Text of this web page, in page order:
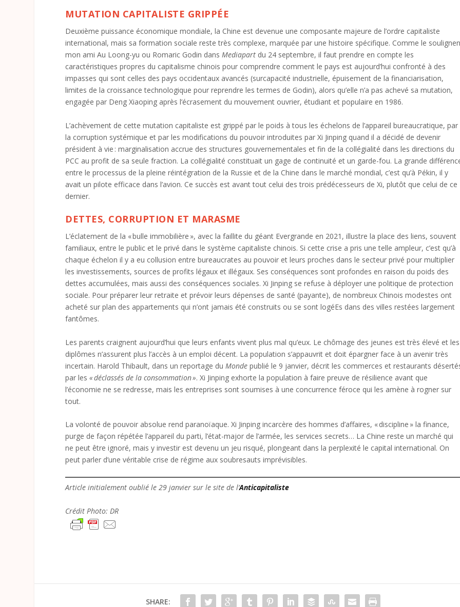
MUTATION CAPITALISTE GRIPPÉE
Deuxième puissance économique mondiale, la Chine est devenue une composante majeure de l’ordre capitaliste
international, mais sa formation sociale reste très complexe, marquée par une histoire spécifique. Comme le
mon ami Au Loong-yu ou Romaric Godin dansMediapart du 24 septembre, il faut prendre en compte les
caractéristiques propres du capitalisme chinois pour comprendre comment le pays est aujourd’hui confronté à des
impasses qui sont celles des pays occidentaux avancés (surcapacité industrielle, épuisement de la financiarisation,
limites de la croissance technologique pour reprendre les termes de Godin), alors qu’elle n’a pas achevé sa mutation,
engagée par Deng Xiaoping après l’écrasement du mouvement ouvrier, étudiant et populaire en 1986.
L’achèvement de cette mutation capitaliste est grippé par le poids à tous les échelons de l’appareil bureaucratique, par
la corruption systémique et par les modifications du pouvoir introduites par Xi Jinping quand il a décidé de devenir
président à vie : marginalisation accrue des structures gouvernementales et fin de la collégialité dans les directions du
PCC au profit de sa seule fraction. La collégialité constituait un gage de continuité et un garde-fou. La grande
entre le processus de la pleine réintégration de la Russie et de la Chine dans le marché mondial, c’est qu’à Pékin, il y
avait un pilote efficace dans l’avion. Ce succès est avant tout celui des trois prédécesseurs de Xi, plutôt que celui de ce
dernier.
DETTES, CORRUPTION ET MARASME
L’éclatement de la « bulle immobilière », avec la faillite du géant Evergrande en 2021, illustre la place des liens, souvent
familiaux, entre le public et le privé dans le système capitaliste chinois. Si cette crise a pris une telle ampleur, c’est qu’à
chaque échelon il y a eu collusion entre bureaucrates au pouvoir et leurs proches dans le secteur privé pour multiplier
les investissements, sources de profits légaux et illégaux. Ses conséquences sont profondes en raison du poids des
dettes accumulées, mais aussi des conséquences sociales. Xi Jinping se refuse à déployer une politique de protection
sociale. Pour préparer leur retraite et prévoir leurs dépenses de santé (payante), de nombreux Chinois modestes ont
acheté sur plan des appartements qui n’ont jamais été construits ou se sont logéEs dans des villes restées largement
fantômes.
Les parents craignent aujourd’hui que leurs enfants vivent plus mal qu’eux. Le chômage des jeunes est très élevé et les
diplômes n’assurent plus l’accès à un emploi décent. La population s’appauvrit et doit épargner face à un avenir très
incertain. Harold Thibault, dans un reportage du Monde publié le 9 janvier, décrit les commerces et restaurants
par les« déclassés de la consommation ». Xi Jinping exhorte la population à faire preuve de résilience avant que
l’économie ne se redresse, mais les entreprises sont soumises à une concurrence féroce qui les amène à rogner sur
tout.
La volonté de pouvoir absolue rend paranoïaque. Xi Jinping incarcère des hommes d’affaires, « discipline » la finance,
purge de façon répétée l’appareil du parti, l’état-major de l’armée, les services secrets… La Chine reste un marché qui
ne peut être ignoré, mais y investir est devenu un jeu risqué, plongeant dans la perplexité le capital international. On
peut parler d’une véritable crise de régime aux soubresauts imprévisibles.
Article initialement oublié le 29 janvier sur le site de l’Anticapitaliste
Crédit Photo: DR
SHARE: